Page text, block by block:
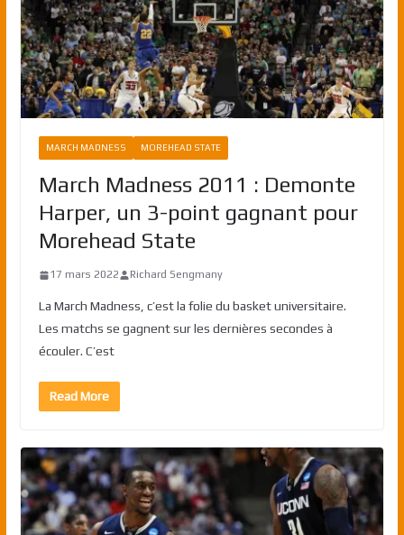
MARCH MADNESS MOREHEAD STATE
March Madness 2011 : Demonte
Harper, un 3-point gagnant pour
Morehead State
17 mars 2022 Richard Sengmany
La March Madness, c’est la folie du basket universitaire.
Les matchs se gagnent sur les dernières secondes à
écouler. C’est
Read More